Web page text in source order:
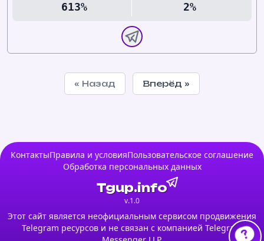
613% 2%
« Назад Вперёд »
КонтактыПравила и условияПользовательское соглашение
Обработка персональных данных
Tgup.info
v.1.0
Этот сайт является неофициальным сервисом продвижения
Telegram ресурсов и не связан с компанией Telegram